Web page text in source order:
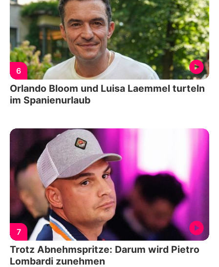
6
Orlando Bloom und Luisa Laemmel turteln
im Spanienurlaub
7
Trotz Abnehmspritze: Darum wird Pietro
Lombardi zunehmen